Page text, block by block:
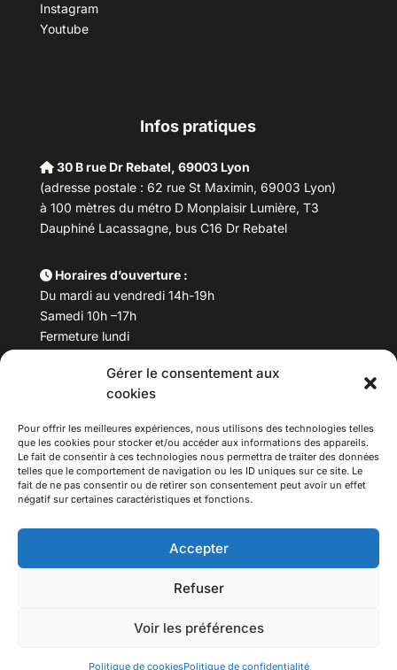
Gérer le consentement aux
cookies
Pour offrir les meilleures expériences, nous utilisons des technologies telles
que les cookies pour stocker et/ou accéder aux informations des appareils.
Le fait de consentir à ces technologies nous permettra de traiter des données
telles que le comportement de navigation ou les ID uniques sur ce site. Le
fait de ne pas consentir ou de retirer son consentement peut avoir un effet
négatif sur certaines caractéristiques et fonctions.
Accepter
Refuser
Voir les préférences
Politique de cookiesPolitique de confidentialité
Instagram
Youtube
Infos pratiques
30 B rue Dr Rebatel, 69003 Lyon
(adresse postale : 62 rue St Maximin, 69003 Lyon)
à 100 mètres du métro D Monplaisir Lumière, T3
Dauphiné Lacassagne, bus C16 Dr Rebatel
Horaires d’ouverture :
Du mardi au vendredi 14h-19h
Samedi 10h –17h
Fermeture lundi
Téléphone : 04 78 53 06 40
maisondesculturesasiatiques@asiexpo.com
Tous droits réservés.